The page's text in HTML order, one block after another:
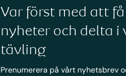
Var först med att
nyheter och delta i
tävling
Prenumerera på vårt nyhetsbrev